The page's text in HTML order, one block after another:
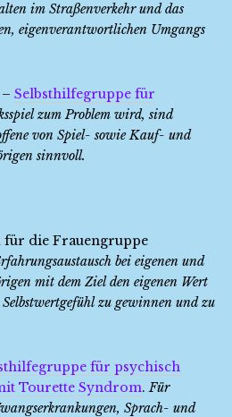
im Straßenverkehr und das
eigenverantwortlichen Umgangs
– Selbsthilfegruppe für
zum Problem wird, sind
von Spiel- sowie Kauf- und
sinnvoll.
für die Frauengruppe
bei eigenen und
mit dem Ziel den eigenen Wert
zu gewinnen und zu
für psychisch
Tourette Syndrom.Für
Sprach- und